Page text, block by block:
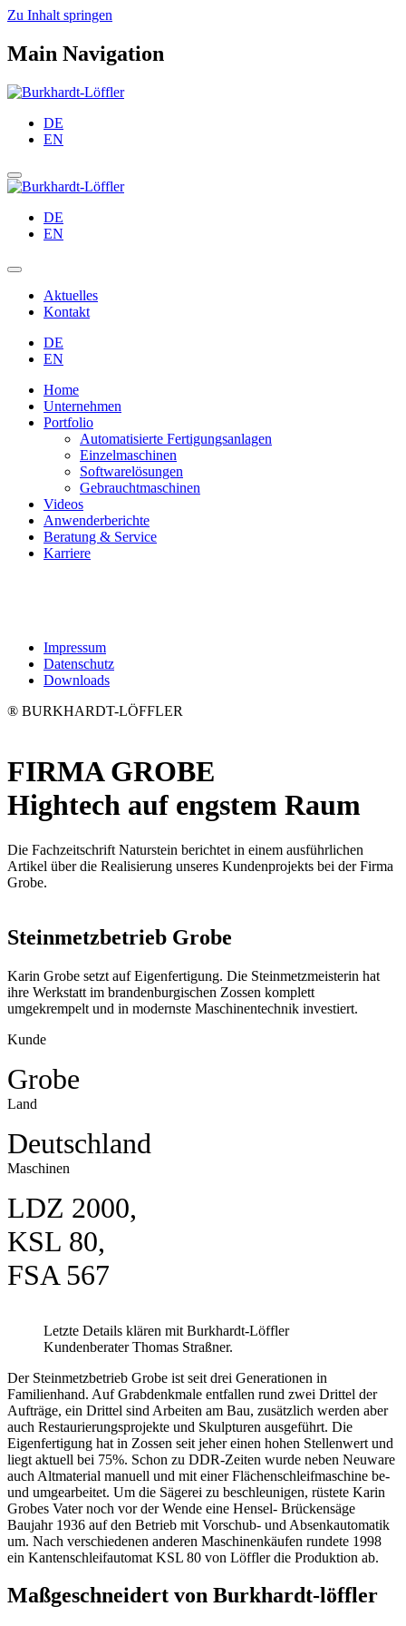
Zu Inhalt springen
Main Navigation
DE
EN
DE
EN
Aktuelles
Kontakt
DE
EN
Home
Unternehmen
Portfolio
Automatisierte Fertigungsanlagen
Einzelmaschinen
Softwarelösungen
Gebrauchtmaschinen
Videos
Anwenderberichte
Beratung & Service
Karriere
Impressum
Datenschutz
Downloads
® BURKHARDT-LÖFFLER
FIRMA GROBE
Hightech auf engstem Raum
Die Fachzeitschrift Naturstein berichtet in einem ausführlichen
Artikel über die Realisierung unseres Kundenprojekts bei der Firma
Grobe.
Steinmetzbetrieb Grobe
Karin Grobe setzt auf Eigenfertigung. Die Steinmetzmeisterin hat
ihre Werkstatt im brandenburgischen Zossen komplett
umgekrempelt und in modernste Maschinentechnik investiert.
Kunde
Grobe
Land
Deutschland
Maschinen
LDZ 2000,
KSL 80,
FSA 567
Letzte Details klären mit Burkhardt-Löffler
Kundenberater Thomas Straßner.
Der Steinmetzbetrieb Grobe ist seit drei Generationen in
Familienhand. Auf Grabdenkmale entfallen rund zwei Drittel der
Aufträge, ein Drittel sind Arbeiten am Bau, zusätzlich werden aber
auch Restaurierungsprojekte und Skulpturen ausgeführt. Die
Eigenfertigung hat in Zossen seit jeher einen hohen Stellenwert und
liegt aktuell bei 75%. Schon zu DDR-Zeiten wurde neben Neuware
auch Altmaterial manuell und mit einer Flächenschleifmaschine be-
und umgearbeitet. Um die Sägerei zu beschleunigen, rüstete Karin
Grobes Vater noch vor der Wende eine Hensel- Brückensäge
Baujahr 1936 auf den Betrieb mit Vorschub- und Absenkautomatik
um. Nach verschiedenen anderen Maschinenkäufen rundete 1998
ein Kantenschleifautomat KSL 80 von Löffler die Produktion ab.
Maßgeschneidert von Burkhardt-löffler